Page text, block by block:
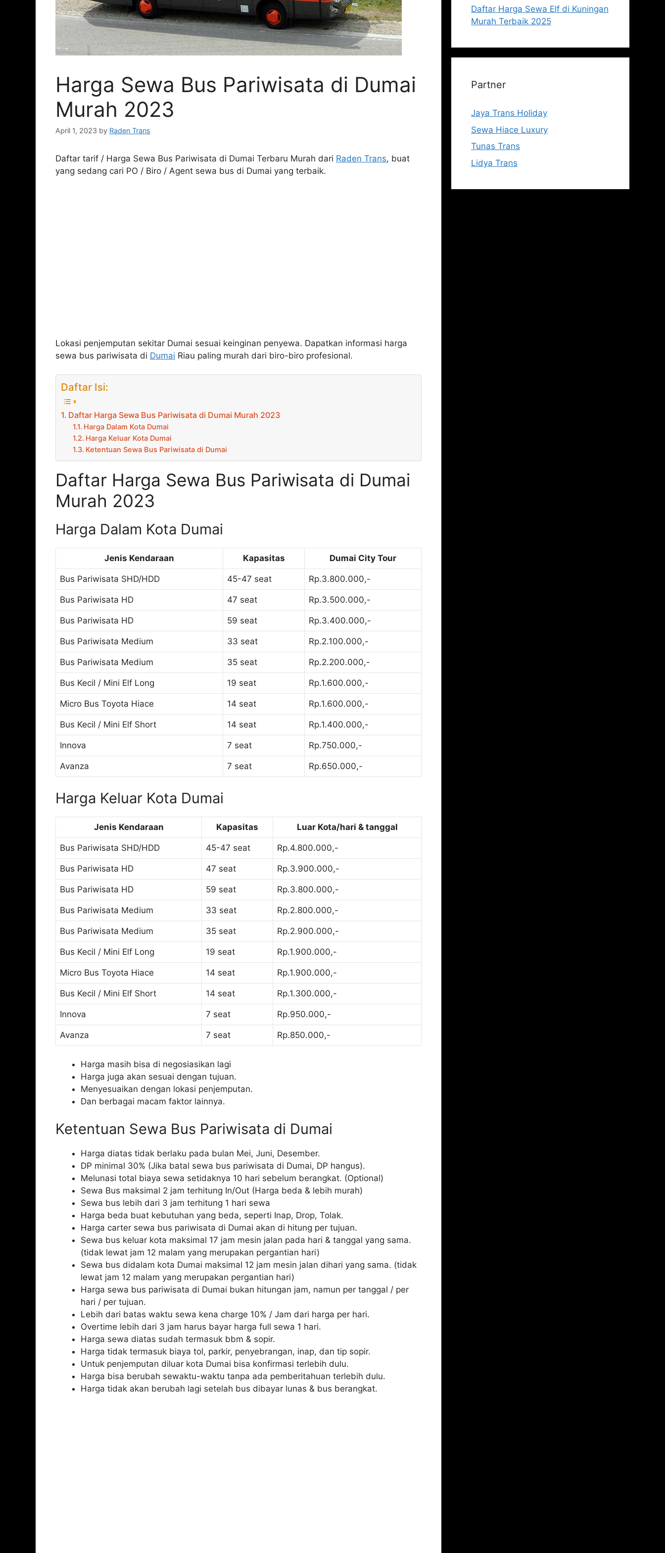
Harga Sewa Bus Pariwisata di Dumai
Murah 2023
April 1, 2023 by Raden Trans
Daftar tarif / Harga Sewa Bus Pariwisata di Dumai Terbaru Murah dari Raden Trans, buat
yang sedang cari PO / Biro / Agent sewa bus di Dumai yang terbaik.
Lokasi penjemputan sekitar Dumai sesuai keinginan penyewa. Dapatkan informasi harga
sewa bus pariwisata di Dumai Riau paling murah dari biro-biro profesional.
Daftar Isi:
Daftar Harga Sewa Bus Pariwisata di Dumai Murah 2023
Harga Dalam Kota Dumai
Harga Keluar Kota Dumai
Ketentuan Sewa Bus Pariwisata di Dumai
Daftar Harga Sewa Bus Pariwisata di Dumai
Murah 2023
Harga Dalam Kota Dumai
Jenis Kendaraan Kapasitas Dumai City Tour
Bus Pariwisata SHD/HDD 45-47 seat Rp.3.800.000,-
Bus Pariwisata HD 47 seat Rp.3.500.000,-
Bus Pariwisata HD 59 seat Rp.3.400.000,-
Bus Pariwisata Medium 33 seat Rp.2.100.000,-
Bus Pariwisata Medium 35 seat Rp.2.200.000,-
Bus Kecil / Mini Elf Long 19 seat Rp.1.600.000,-
Micro Bus Toyota Hiace 14 seat Rp.1.600.000,-
Bus Kecil / Mini Elf Short 14 seat Rp.1.400.000,-
Innova 7 seat Rp.750.000,-
Avanza 7 seat Rp.650.000,-
Harga Keluar Kota Dumai
Jenis Kendaraan Kapasitas Luar Kota/hari & tanggal
Bus Pariwisata SHD/HDD 45-47 seat Rp.4.800.000,-
Bus Pariwisata HD 47 seat Rp.3.900.000,-
Bus Pariwisata HD 59 seat Rp.3.800.000,-
Bus Pariwisata Medium 33 seat Rp.2.800.000,-
Bus Pariwisata Medium 35 seat Rp.2.900.000,-
Bus Kecil / Mini Elf Long 19 seat Rp.1.900.000,-
Micro Bus Toyota Hiace 14 seat Rp.1.900.000,-
Bus Kecil / Mini Elf Short 14 seat Rp.1.300.000,-
Innova 7 seat Rp.950.000,-
Avanza 7 seat Rp.850.000,-
Harga masih bisa di negosiasikan lagi
Harga juga akan sesuai dengan tujuan.
Menyesuaikan dengan lokasi penjemputan.
Dan berbagai macam faktor lainnya.
Ketentuan Sewa Bus Pariwisata di Dumai
Harga diatas tidak berlaku pada bulan Mei, Juni, Desember.
DP minimal 30% (Jika batal sewa bus pariwisata di Dumai, DP hangus).
Melunasi total biaya sewa setidaknya 10 hari sebelum berangkat. (Optional)
Sewa Bus maksimal 2 jam terhitung In/Out (Harga beda & lebih murah)
Sewa bus lebih dari 3 jam terhitung 1 hari sewa
Harga beda buat kebutuhan yang beda, seperti Inap, Drop, Tolak.
Harga carter sewa bus pariwisata di Dumai akan di hitung per tujuan.
Sewa bus keluar kota maksimal 17 jam mesin jalan pada hari & tanggal yang sama.
(tidak lewat jam 12 malam yang merupakan pergantian hari)
Sewa bus didalam kota Dumai maksimal 12 jam mesin jalan dihari yang sama. (tidak
lewat jam 12 malam yang merupakan pergantian hari)
Harga sewa bus pariwisata di Dumai bukan hitungan jam, namun per tanggal / per
hari / per tujuan.
Lebih dari batas waktu sewa kena charge 10% / Jam dari harga per hari.
Overtime lebih dari 3 jam harus bayar harga full sewa 1 hari.
Harga sewa diatas sudah termasuk bbm & sopir.
Harga tidak termasuk biaya tol, parkir, penyebrangan, inap, dan tip sopir.
Untuk penjemputan diluar kota Dumai bisa konfirmasi terlebih dulu.
Harga bisa berubah sewaktu-waktu tanpa ada pemberitahuan terlebih dulu.
Harga tidak akan berubah lagi setelah bus dibayar lunas & bus berangkat.
Daftar Harga Sewa Elf di Kuningan
Murah Terbaik 2025
Partner
Jaya Trans Holiday
Sewa Hiace Luxury
Tunas Trans
Lidya Trans